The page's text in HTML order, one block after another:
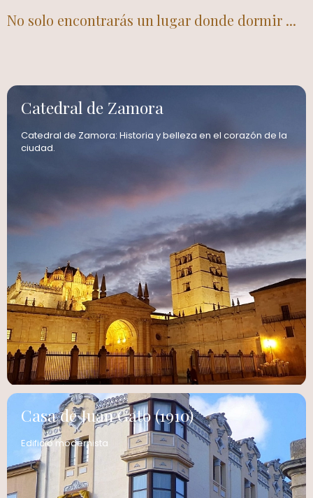
No solo encontrarás un lugar donde dormir ...
Catedral de Zamora
Catedral de Zamora: Historia y belleza en el corazón de la
ciudad.
Casa de Juan Gato (1910)
Edificio modernista